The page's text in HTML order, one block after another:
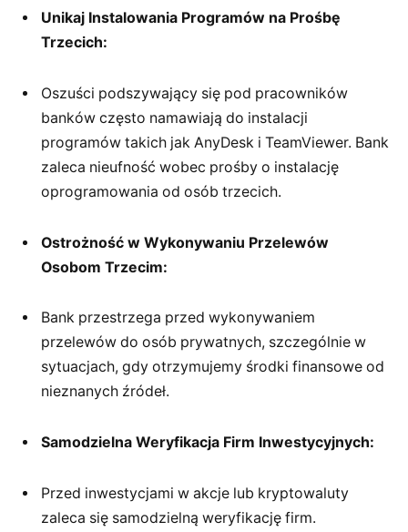
Unikaj Instalowania Programów na Prośbę
Trzecich:
Oszuści podszywający się pod pracowników
banków często namawiają do instalacji
programów takich jak AnyDesk i TeamViewer. Bank
zaleca nieufność wobec prośby o instalację
oprogramowania od osób trzecich.
Ostrożność w Wykonywaniu Przelewów
Osobom Trzecim:
Bank przestrzega przed wykonywaniem
przelewów do osób prywatnych, szczególnie w
sytuacjach, gdy otrzymujemy środki finansowe od
nieznanych źródeł.
Samodzielna Weryfikacja Firm Inwestycyjnych:
Przed inwestycjami w akcje lub kryptowaluty
zaleca się samodzielną weryfikację firm.